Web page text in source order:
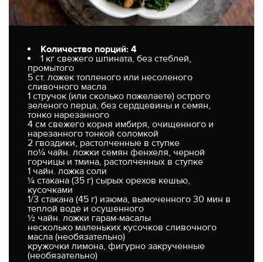
Количество порций: 4
1 кг свежего шпината, без стеблей,
промытого
5 ст. ложек топленого или несоленого
сливочного масла
1 стручок (или сколько пожелаете) острого
зеленого перца, без сердцевины и семян,
тонко нарезанного
4 см свежего корня имбиря, очищенного и
нарезанного тонкой соломкой
2 гвоздики, растолченные в ступке
по¼ чайн. ложки семян фенхеля, черной
горчицы и тмина, растолченных в ступке
1 чайн. ложка соли
¼ стакана (35 г) сырых орехов кешью,
кусочками
1/3 стакана (45 г) изюма, вымоченного 30 мин в
теплой воде и осушенного
½ чайн. ложки гарам-масалы
несколько маленьких кусочков сливочного
масла (необязательно)
кружочки лимона, фигурно закрученные
(необязательно)